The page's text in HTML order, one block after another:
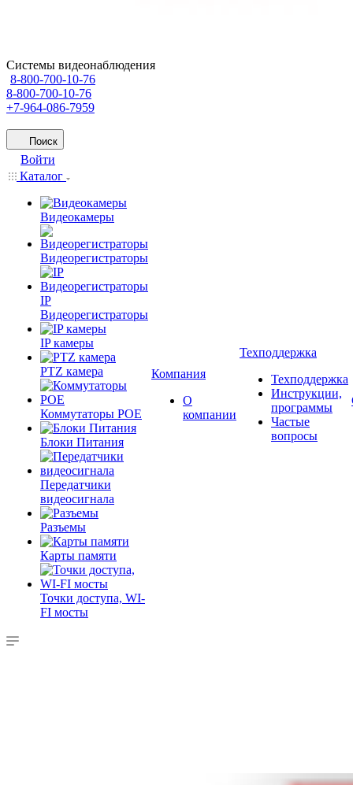
Системы видеонаблюдения
8-800-700-10-76
8-800-700-10-76
+7-964-086-7959
Поиск
Войти
Каталог
Видеокамеры
Видеорегистраторы
IP
Видеорегистраторы
IP камеры
PTZ камера
Коммутаторы POE
Блоки Питания
Передатчики
видеосигнала
Разъемы
Карты памяти
Точки доступа, WI-
FI мосты
Компания
О
компании
Техподдержка
Техподдержка
Инструкции,
программы
Частые
вопросы